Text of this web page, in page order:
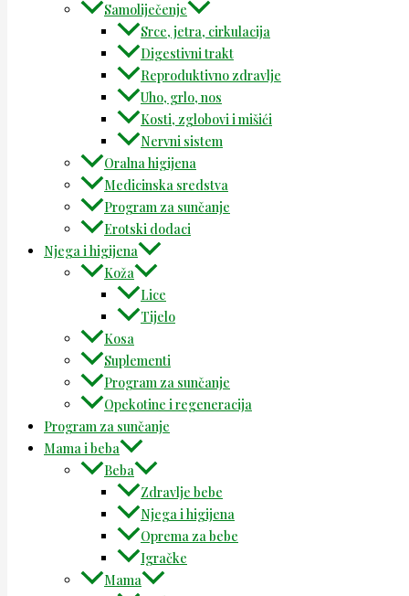
Samoliječenje
Srce, jetra, cirkulacija
Digestivni trakt
Reproduktivno zdravlje
Uho, grlo, nos
Kosti, zglobovi i mišići
Nervni sistem
Oralna higijena
Medicinska sredstva
Program za sunčanje
Erotski dodaci
Njega i higijena
Koža
Lice
Tijelo
Kosa
Suplementi
Program za sunčanje
Opekotine i regeneracija
Program za sunčanje
Mama i beba
Beba
Zdravlje bebe
Njega i higijena
Oprema za bebe
Igračke
Mama